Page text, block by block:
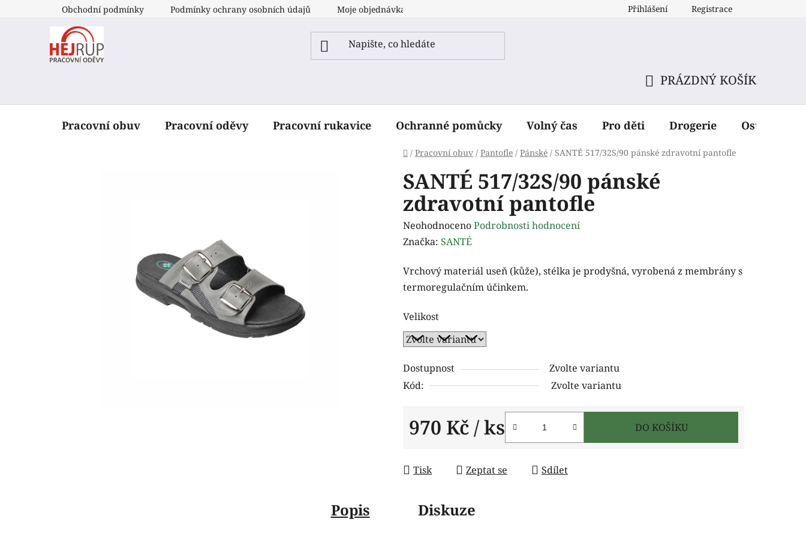
Obchodní podmínky Podmínky ochrany osobních údajů Moje objednávka Přihlášení Registrace
KOŠÍK
PRÁZDNÝ KOŠÍK
Pracovní obuv Pracovní oděvy Pracovní rukavice Ochranné pomůcky Volný čas Pro děti Drogerie Ostatní
Domů
/ Pracovní obuv / Pantofle / Pánské / SANTÉ 517/32S/90 pánské zdravotní pantofle
SANTÉ 517/32S/90 pánské
zdravotní pantofle
Průměrné
hodnocení
je
0,0
5
hvězdiček.
NeohodnocenoPodrobnosti hodnocení
Značka: SANTÉ
Vrchový materiál useň (kůže), stélka je prodyšná, vyrobená z membrány s
termoregulačním účinkem.
Velikost
Dostupnost
Zvolte variantu
Kód:
Zvolte variantu
970 Kč / ks DO KOŠÍKU
Tisk Zeptat se Sdílet
Popis Diskuze